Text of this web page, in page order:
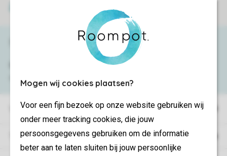
Mogen wij cookies plaatsen?
Voor een fijn bezoek op onze website gebruiken wij
onder meer tracking cookies, die jouw
persoonsgegevens gebruiken om de informatie
beter aan te laten sluiten bij jouw persoonlijke
Vakantieparken
Type vakantie
Service & contact
veelgestelde vragenof neem